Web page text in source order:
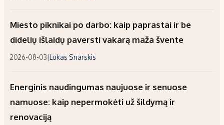
Miesto piknikai po darbo: kaip paprastai ir be
didelių išlaidų paversti vakarą maža švente
2026-08-03|Lukas Snarskis
Energinis naudingumas naujuose ir senuose
namuose: kaip nepermokėti už šildymą ir
renovaciją